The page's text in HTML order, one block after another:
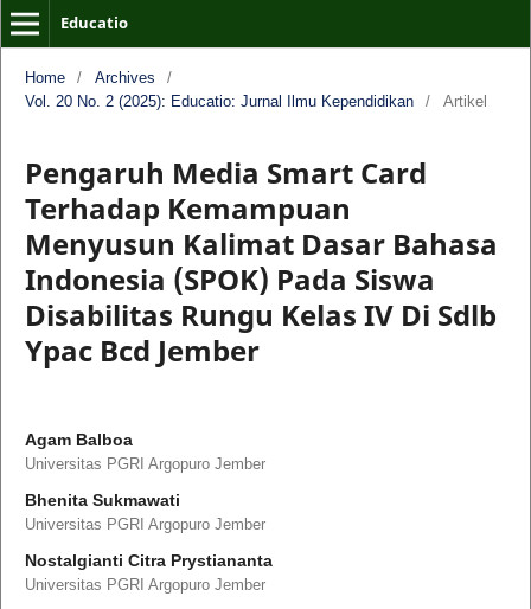
Educatio
Home / Archives
/
Vol. 20 No. 2 (2025): Educatio: Jurnal Ilmu Kependidikan
/ Artikel
Pengaruh Media Smart Card
Terhadap Kemampuan
Menyusun Kalimat Dasar Bahasa
Indonesia (SPOK) Pada Siswa
Disabilitas Rungu Kelas IV Di Sdlb
Ypac Bcd Jember
Agam Balboa
Universitas PGRI Argopuro Jember
Bhenita Sukmawati
Universitas PGRI Argopuro Jember
Nostalgianti Citra Prystiananta
Universitas PGRI Argopuro Jember